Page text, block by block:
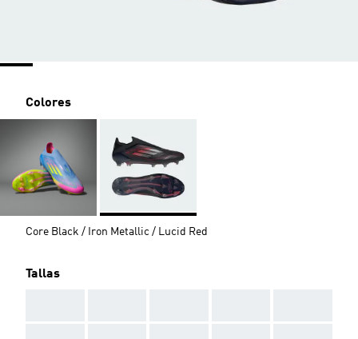
Colores
Core Black / Iron Metallic / Lucid Red
Tallas